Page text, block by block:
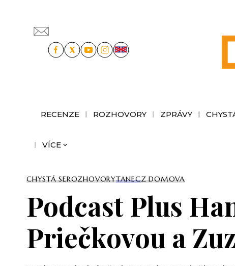
RECENZE ROZHOVORY ZPRÁVY
VÍCE
CHYSTÁ SEROZHOVORYTANECZ DOMOVA
Podcast Plus
Priečkovou a